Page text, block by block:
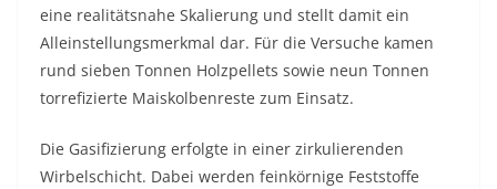
eine realitätsnahe Skalierung und stellt damit ein
Alleinstellungsmerkmal dar. Für die Versuche kamen
rund sieben Tonnen Holzpellets sowie neun Tonnen
torrefizierte Maiskolbenreste zum Einsatz.
Die Gasifizierung erfolgte in einer zirkulierenden
Wirbelschicht. Dabei werden feinkörnige Feststoffe